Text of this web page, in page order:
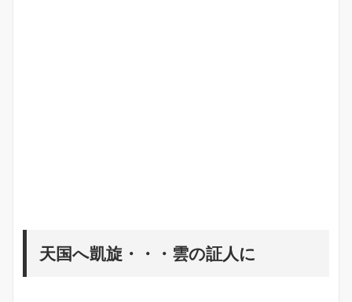
天国へ凱旋・・・雲の証人に